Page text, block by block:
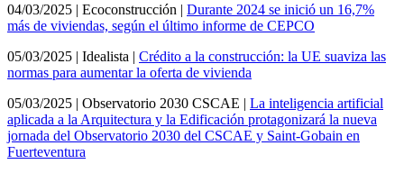
04/03/2025 | Ecoconstrucción | Durante 2024 se inició un 16,7%
más de viviendas, según el último informe de CEPCO
05/03/2025 | Idealista | Crédito a la construcción: la UE suaviza las
normas para aumentar la oferta de vivienda
05/03/2025 | Observatorio 2030 CSCAE | La inteligencia artificial
aplicada a la Arquitectura y la Edificación protagonizará la nueva
jornada del Observatorio 2030 del CSCAE y Saint-Gobain en
Fuerteventura